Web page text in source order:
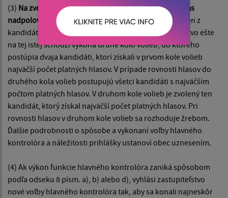
(3) Na zvolenie hlavného kontrolóra je potrebný súhlas
nadpolovičnej väčšiny všetkých poslancov.Ak ani jeden z
kandidátov takú väčšinu nezískal, obecné zastupiteľstvo ešte
na tej istej schôdzi vykoná druhé kolo volieb, do ktorého
postúpia dvaja kandidáti, ktorí získali v prvom kole volieb
najväčší počet platných hlasov. V prípade rovnosti hlasov do
druhého kola volieb postupujú všetci kandidáti s najväčším
počtom platných hlasov. V druhom kole volieb je zvolený ten
kandidát, ktorý získal najväčší počet platných hlasov. Pri
rovnosti hlasov v druhom kole volieb sa rozhoduje žrebom.
Ďalšie podrobnosti o spôsobe a vykonaní voľby hlavného
kontrolóra a náležitosti prihlášky ustanoví obec uznesením.
(4) Ak výkon funkcie hlavného kontrolóra zaniká spôsobom
podľa odseku 8 písm. a), b) alebo d), vyhlási zastupiteľstvo
nové voľby hlavného kontrolóra tak, aby sa konali najneskôr